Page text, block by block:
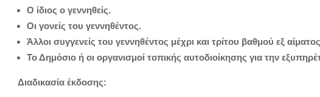
Ο ίδιος ο γεννηθείς.
Οι γονείς του γεννηθέντος.
Άλλοι συγγενείς του γεννηθέντος μέχρι και τρίτου βαθμού εξ
Το Δημόσιο ή οι οργανισμοί τοπικής αυτοδιοίκησης για την
Διαδικασία έκδοσης: